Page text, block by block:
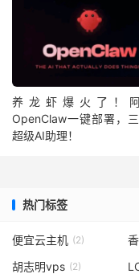
养龙虾爆火了！
OpenClaw一键部署，
超级AI助理！
热门标签
便宜云主机 (2)
胡志明vps (2)